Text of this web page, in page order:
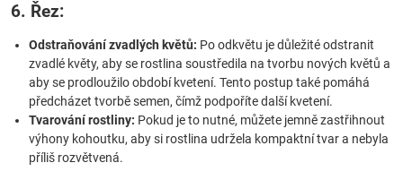
6. Řez:
Odstraňování zvadlých květů: Po odkvětu je důležité odstranit
zvadlé květy, aby se rostlina soustředila na tvorbu nových květů a
aby se prodloužilo období kvetení. Tento postup také pomáhá
předcházet tvorbě semen, čímž podpoříte další kvetení.
Tvarování rostliny: Pokud je to nutné, můžete jemně zastřihnout
výhony kohoutku, aby si rostlina udržela kompaktní tvar a nebyla
příliš rozvětvená.